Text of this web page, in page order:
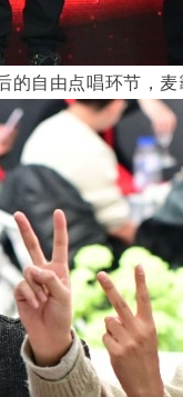
自由点唱环节，